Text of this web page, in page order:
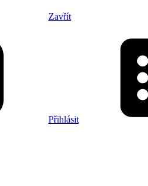
Zavřít
Přihlásit